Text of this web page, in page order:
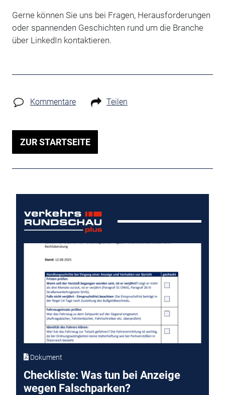
Gerne können Sie uns bei Fragen, Herausforderungen
oder spannenden Geschichten rund um die Branche
über LinkedIn kontaktieren.
Kommentare Teilen
ZUR STARTSEITE
Dokument
Checkliste: Was tun bei Anzeige
wegen Falschparken?